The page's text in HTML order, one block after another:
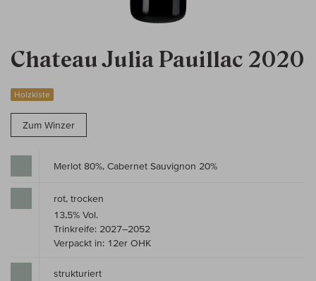
Chateau Julia Pauillac 2020
Holzkiste
Zum Winzer
Merlot 80%, Cabernet Sauvignon 20%
rot, trocken
13,5% Vol.
Trinkreife: 2027–2052
Verpackt in: 12er OHK
strukturiert